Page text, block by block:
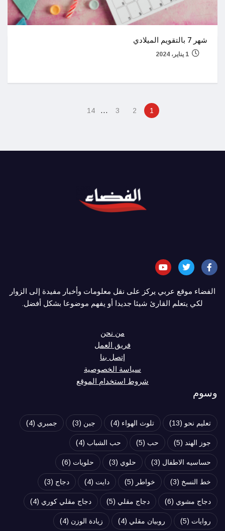
شهر 7 بالتقويم الميلادي
1 يناير، 2024
1
2
3
…
14
الفضاء موقع عربي يركز على نقل معلومات وأخبار مفيدة إلى الزوار
لكي يتعلم القارئ شيئا جديدا أو يفهم موضوعا بشكل أفضل.
من نحن
فريق العمل
إتصل بنا
سياسة الخصوصية
شروط استخدام الموقع
وسوم
تعليم نحو (13) تلوث الهواء (4) جبن (3) جمبري (4)
جوز الهند (5) حب (5) حب الشباب (4)
حساسيه الاطفال (3) حلوي (3) حلويات (6)
خط النسخ (3) خواطر (5) دايت (4) دجاج (3)
دجاج مشوي (6) دجاج مقلي (5) دجاج مقلي كوري (4)
روايات (5) روبيان مقلي (4) زيادة الوزن (4)